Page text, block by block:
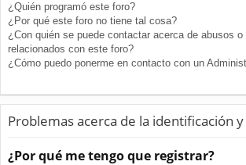
¿Quién programó este foro?
¿Por qué este foro no tiene tal cosa?
¿Con quién se puede contactar acerca de abusos
relacionados con este foro?
¿Cómo puedo ponerme en contacto con un
Problemas acerca de la identificación
¿Por qué me tengo que registrar?